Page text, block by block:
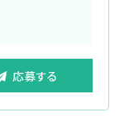
応募する